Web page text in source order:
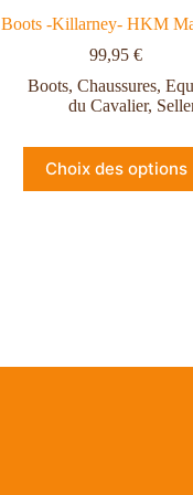
Boots -Killarney- HKM
99,95€
Boots, Chaussures,
du Cavalier,
Choix des options